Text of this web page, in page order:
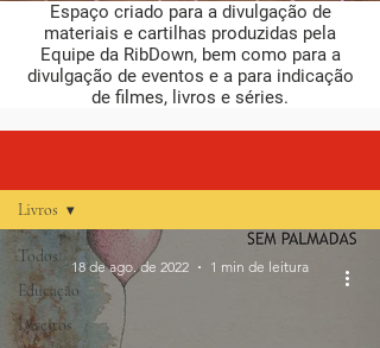
Espaço criado para a divulgação de
materiais e cartilhas produzidas pela
Equipe da RibDown, bem como para a
divulgação de eventos e a para indicação
de filmes, livros e séries.
Todos
Educação
Direitos
Livros
18 de ago. de 2022 1 min de leitura